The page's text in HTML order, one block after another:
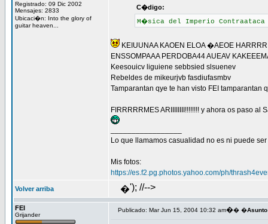
Registrado: 09 Dic 2002
Mensajes: 2833
Ubicaci�n: Into the glory of
guitar heaven...
C�digo:
M�sica del Imperio Contraataca
KEIUUNAA KAOEN ELOA �AEOE
ENSSOMPAAA PERDOBA44 AUEAV
Keesouicv liguiene sebbsied slsuenev
Rebeldes de mikeurjvb fasdiufasmbv
Tamparantan qye te han visto FEI tamparantan
FIRRRRRMES ARIIIIIIII!!!!!!!! y ahora os paso
Lo que llamamos casualidad no es ni puede
Mis fotos:
https://es.f2.pg.photos.yahoo.com/ph/
Volver arriba �'); //-->
FEI
Grijander
Publicado: Mar Jun 15, 2004 10:32 am�� �Asunto